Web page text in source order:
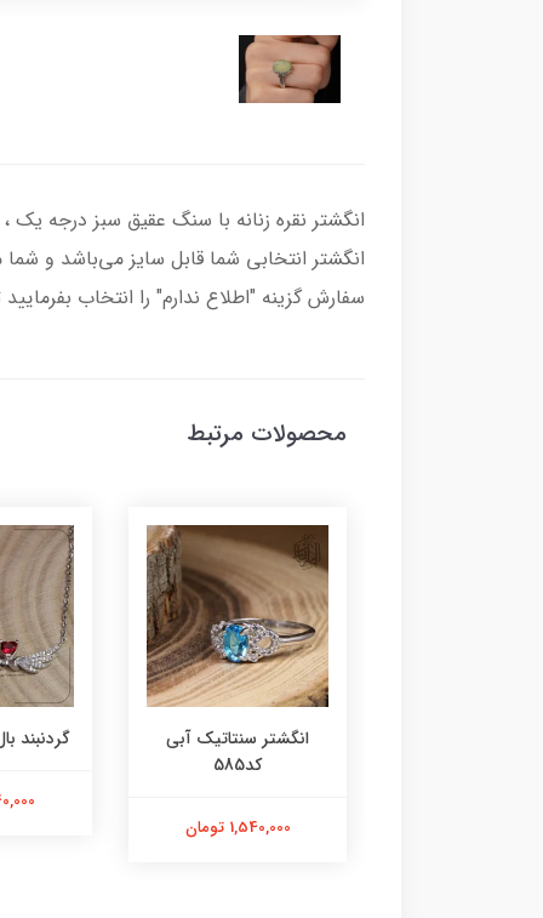
انگشتر انتخابی شما قابل سایز می‌باشد و شما
سفارش گزینه "اطلاع ندارم" را انتخاب
محصولات مرتبط
انگشتر سنتاتیک آبی
کد585
1,540,000 تومان
گردنبند